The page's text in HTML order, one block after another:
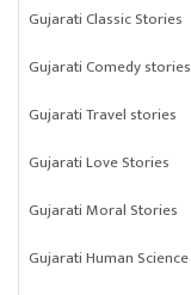
Gujarati Classic Stories
Gujarati Comedy stories
Gujarati Travel stories
Gujarati Love Stories
Gujarati Moral Stories
Gujarati Human Science